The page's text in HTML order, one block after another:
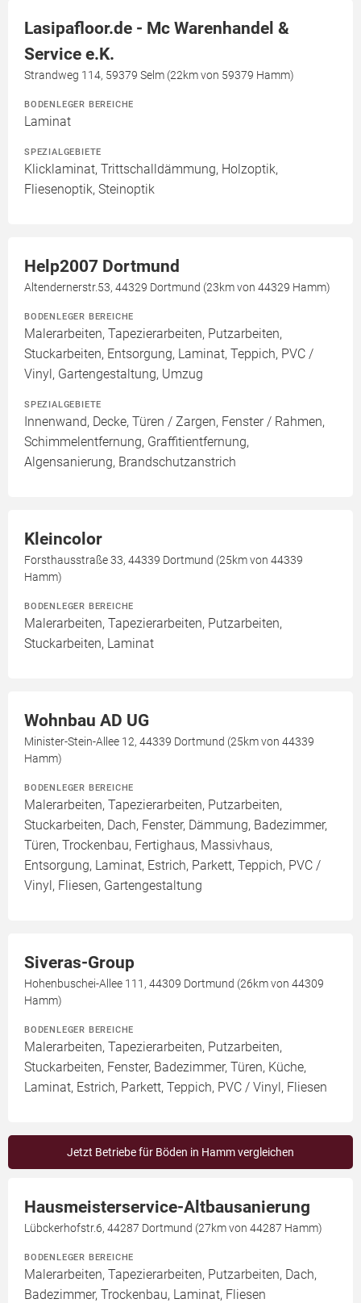
Lasipafloor.de - Mc Warenhandel &
Service e.K.
Strandweg 114, 59379 Selm (22km von 59379 Hamm)
BODENLEGER BEREICHE
Laminat
SPEZIALGEBIETE
Klicklaminat, Trittschalldämmung, Holzoptik,
Fliesenoptik, Steinoptik
Help2007 Dortmund
Altendernerstr.53, 44329 Dortmund (23km von 44329 Hamm)
BODENLEGER BEREICHE
Malerarbeiten, Tapezierarbeiten, Putzarbeiten,
Stuckarbeiten, Entsorgung, Laminat, Teppich, PVC /
Vinyl, Gartengestaltung, Umzug
SPEZIALGEBIETE
Innenwand, Decke, Türen / Zargen, Fenster / Rahmen,
Schimmelentfernung, Graffitientfernung,
Algensanierung, Brandschutzanstrich
Kleincolor
Forsthausstraße 33, 44339 Dortmund (25km von 44339
Hamm)
BODENLEGER BEREICHE
Malerarbeiten, Tapezierarbeiten, Putzarbeiten,
Stuckarbeiten, Laminat
Wohnbau AD UG
Minister-Stein-Allee 12, 44339 Dortmund (25km von 44339
Hamm)
BODENLEGER BEREICHE
Malerarbeiten, Tapezierarbeiten, Putzarbeiten,
Stuckarbeiten, Dach, Fenster, Dämmung, Badezimmer,
Türen, Trockenbau, Fertighaus, Massivhaus,
Entsorgung, Laminat, Estrich, Parkett, Teppich, PVC /
Vinyl, Fliesen, Gartengestaltung
Siveras-Group
Hohenbuschei-Allee 111, 44309 Dortmund (26km von 44309
Hamm)
BODENLEGER BEREICHE
Malerarbeiten, Tapezierarbeiten, Putzarbeiten,
Stuckarbeiten, Fenster, Badezimmer, Türen, Küche,
Laminat, Estrich, Parkett, Teppich, PVC / Vinyl, Fliesen
Jetzt Betriebe für Böden in Hamm vergleichen
Hausmeisterservice-Altbausanierung
Lübckerhofstr.6, 44287 Dortmund (27km von 44287 Hamm)
BODENLEGER BEREICHE
Malerarbeiten, Tapezierarbeiten, Putzarbeiten, Dach,
Badezimmer, Trockenbau, Laminat, Fliesen